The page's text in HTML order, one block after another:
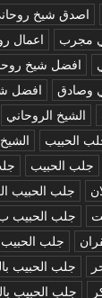
اصدق شيخ
مجرب
اعمال
افضل شيخ
وصادق
افضل
الشيخ الروحاني
الحبيب
جلب الحبيب
جلب الحبيب
جلب الحبيب
جلب الحبيب
جلب الحبيب
جلب الحبيب